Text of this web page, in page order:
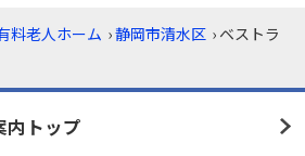
料老人ホーム ›静岡市清水区 › ベストラ
内トップ